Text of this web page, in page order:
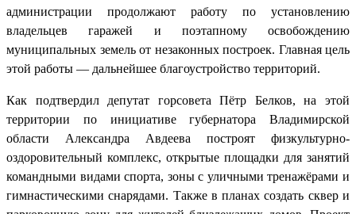
администрации продолжают работу по установлению
владельцев гаражей и поэтапному освобождению
муниципальных земель от незаконных построек. Главная цель
этой работы — дальнейшее благоустройство территорий.
Как подтвердил депутат горсовета Пётр Белков, на этой
территории по инициативе губернатора Владимирской
области Александра Авдеева построят физкультурно-
оздоровительный комплекс, открытые площадки для занятий
командными видами спорта, зоны с уличными тренажёрами и
гимнастическими снарядами. Также в планах создать сквер и